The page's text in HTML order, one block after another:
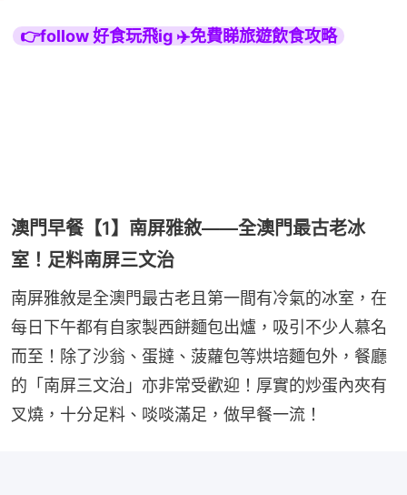
👉follow 好食玩飛ig ✈️免費睇旅遊飲食攻略
澳門早餐【1】南屏雅敘——全澳門最古老冰
室！足料南屏三文治
南屏雅敘是全澳門最古老且第一間有冷氣的冰室，在
每日下午都有自家製西餅麵包出爐，吸引不少人慕名
而至！除了沙翁、蛋撻、菠蘿包等烘培麵包外，餐廳
的「南屏三文治」亦非常受歡迎！厚實的炒蛋內夾有
叉燒，十分足料、啖啖滿足，做早餐一流！